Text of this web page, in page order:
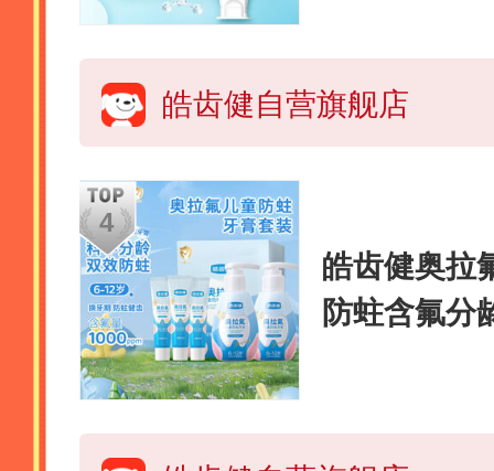
皓齿健自营旗舰店
皓齿健奥拉
防蛀含氟分